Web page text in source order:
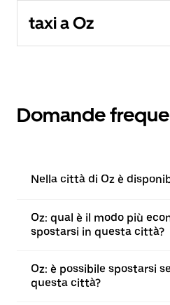
taxi a Oz
Domande
Nella città di Oz è
Oz: qual è il modo più
spostarsi in questa città?
Oz: è possibile spostarsi
questa città?